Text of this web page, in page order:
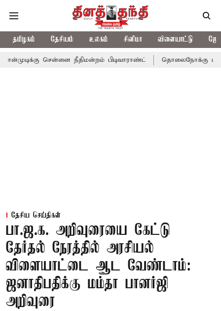
தமிழகம் தேசியம் உலகம் சினிமா விளையாட்டு
நீதிமன்றம் பிடிவாராண்ட் தொலைநோக்கு பார்வையுடன்
தேசிய செய்திகள்
பா.ஜ.க. அறிவுரையை கேட்டு
தேர்தல் நேரத்தில் அரசியல்
விளையாட்டை ஆட வேண்டாம்:
ஜனாதிபதிக்கு மம்தா பானர்ஜி
அறிவுரை